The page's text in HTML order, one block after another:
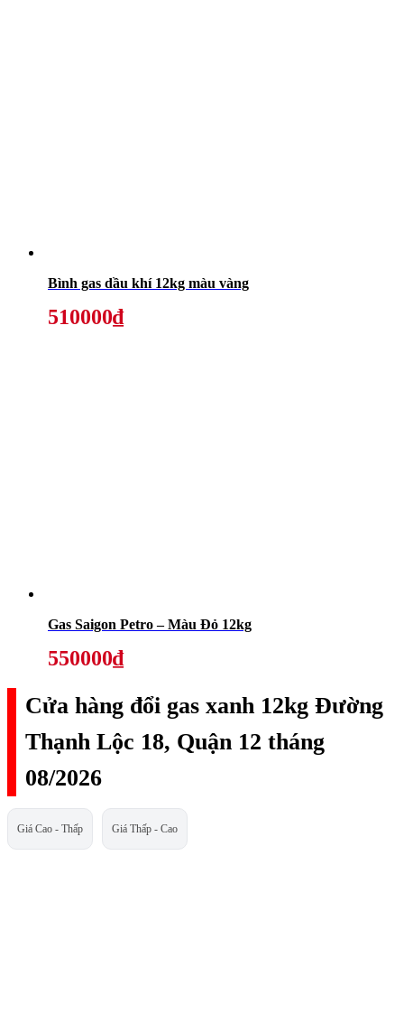
Bình gas dầu khí 12kg màu vàng
510000₫
Gas Saigon Petro – Màu Đỏ 12kg
550000₫
Cửa hàng đổi gas xanh 12kg Đường
Thạnh Lộc 18, Quận 12 tháng
08/2026
Giá Cao - Thấp Giá Thấp - Cao